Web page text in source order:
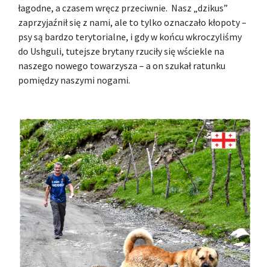
łagodne, a czasem wręcz przeciwnie. Nasz „dzikus”
zaprzyjaźnił się z nami, ale to tylko oznaczało kłopoty –
psy są bardzo terytorialne, i gdy w końcu wkroczyliśmy
do Ushguli, tutejsze brytany rzuciły się wściekle na
naszego nowego towarzysza – a on szukał ratunku
pomiędzy naszymi nogami.